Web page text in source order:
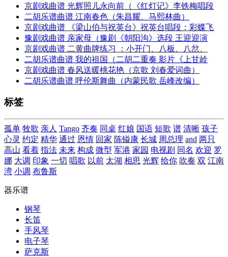
京剧戏曲谱 光辉照儿永向前（《红灯记》李铁梅唱段
二胡乐谱曲谱 江南春色（朱昌耀、马熙林曲）
京剧戏曲谱 《梁山伯与祝英台》祝英台唱段：彩蝶飞
豫剧戏曲谱 亲家母（豫剧《朝阳沟》选段 王迎迎演
京剧戏曲谱 二黄曲牌练习 ：小开门、八板、八岔、
二胡乐谱曲谱 我的祖国（二胡二重奏 影片《上甘岭
京剧戏曲谱 春风送暖桃花艳（京歌 刘春爱词曲）
二胡乐谱曲谱 呼伦斯舞曲（内蒙民歌 岳峰改编）
标签
孤单 牧歌 亲人 Tango 齐奏 同桌 红娘 国语 短歌 谱 清晰 孩子
心灵 约定 精华 通过 恩情 回家 陈镒康 长城 周总理 and 两只
高山 看着 指法 未来 构成 微型 军港 家园 电视剧 同名 欢迎 罗
娜 大调 印象 一切 唱歌 以前 太湖 相思 光辉 给你 吹奏 双 江南
湾 小调 布鲁斯
器乐谱
钢琴
长笛
手风琴
电子琴
萨克斯